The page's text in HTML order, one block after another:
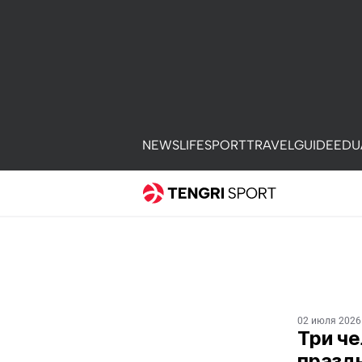
NEWSLIFESPORTTRAVELGUIDEEDU
02 июля
Три